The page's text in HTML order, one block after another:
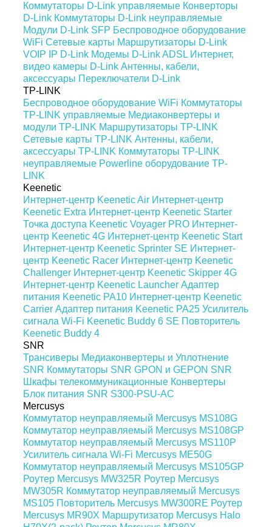
Коммутаторы D-Link управляемые Конверторы
D-Link Коммутаторы D-Link неуправляемые
Модули D-Link SFP Беспроводное оборудование
WiFi Сетевые карты Маршрутизаторы D-Link
VOIP IP D-Link Модемы D-Link ADSL Интернет,
видео камеры D-Link Антенны, кабели,
аксессуары Переключатели D-Link
TP-LINK
Беспроводное оборудование WiFi Коммутаторы
TP-LINK управляемые Медиаконвертеры и
модули TP-LINK Маршрутизаторы TP-LINK
Сетевые карты TP-LINK Антенны, кабели,
аксессуары TP-LINK Коммутаторы TP-LINK
неуправляемые Powerline оборудование TP-
LINK
Keenetic
Интернет-центр Keenetic Air Интернет-центр
Keenetic Extra Интернет-центр Keenetic Starter
Точка доступа Keenetic Voyager PRO Интернет-
центр Keenetic 4G Интернет-центр Keenetic Start
Интернет-центр Keenetic Sprinter SE Интернет-
центр Keenetic Racer Интернет-центр Keenetic
Challenger Интернет-центр Keenetic Skipper 4G
Интернет-центр Keenetic Launcher Адаптер
питания Keenetic PA10 Интернет-центр Keenetic
Carrier Адаптер питания Keenetic PA25 Усилитель
сигнала Wi-Fi Keenetic Buddy 6 SE Повторитель
Keenetic Buddy 4
SNR
Трансиверы Медиаконвертеры и Уплотнение
SNR Коммутаторы SNR GPON и GEPON SNR
Шкафы телекоммуникационные Конвертеры
Блок питания SNR S300-PSU-AC
Mercusys
Коммутатор неуправляемый Mercusys MS108G
Коммутатор неуправляемый Mercusys MS108GP
Коммутатор неуправляемый Mercusys MS110P
Усилитель сигнала Wi-Fi Mercusys ME50G
Коммутатор неуправляемый Mercusys MS105GP
Роутер Mercusys MW325R Роутер Mercusys
MW305R Коммутатор неуправляемый Mercusys
MS105 Повторитель Mercusys MW300RE Роутер
Mercusys MR90X Маршрутизатор Mercusys Halo